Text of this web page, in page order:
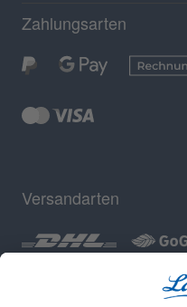
Zahlungsarten
Versandarten